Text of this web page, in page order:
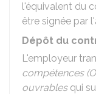
l'équivalent du
être signée par
Dépôt du
L'employeur
compétences
ouvrablesqui